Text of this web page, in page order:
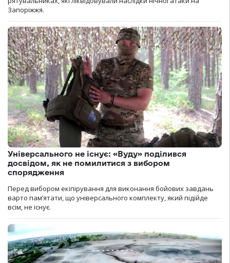
Запоріжжя.
Універсального не існує: «Вуду» поділився
досвідом, як не помилитися з вибором
спорядження
Перед вибором екіпірування для виконання бойових завдань
варто пам’ятати, що універсального комплекту, який підійде
всім, не існує.